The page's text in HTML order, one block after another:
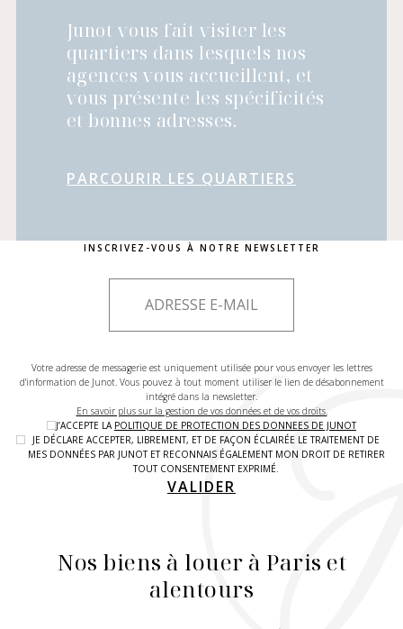
Junot vous fait visiter les
quartiers dans lesquels nos
agences vous accueillent, et
vous présente les spécificités
et bonnes adresses.
PARCOURIR LES QUARTIERS
INSCRIVEZ-VOUS À NOTRE NEWSLETTER
Votre adresse de messagerie est uniquement utilisée pour vous envoyer les lettres
d'information de Junot. Vous pouvez à tout moment utiliser le lien de désabonnement
intégré dans la newsletter.
En savoir plus sur la gestion de vos données et de vos droits.
J’ACCEPTE LA POLITIQUE DE PROTECTION DES DONNEES DE JUNOT
JE DÉCLARE ACCEPTER, LIBREMENT, ET DE FAÇON ÉCLAIRÉE LE TRAITEMENT DE
MES DONNÉES PAR JUNOT ET RECONNAIS ÉGALEMENT MON DROIT DE RETIRER
TOUT CONSENTEMENT EXPRIMÉ.
VALIDER
Nos biens à louer à Paris et
alentours